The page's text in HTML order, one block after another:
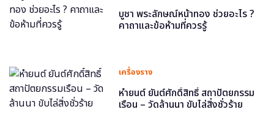
บูชา พระลักษณ์หน้าทอง ช่วยอะไร ?
คาถาและข้อห้ามที่ควรรู้
เครื่องราง
หำยนต์ ยันต์ศักดิ์สิทธิ์ สถาปัตยกรรม
เรือน – วัดล้านนา ขับไล่สิ่งชั่วร้าย